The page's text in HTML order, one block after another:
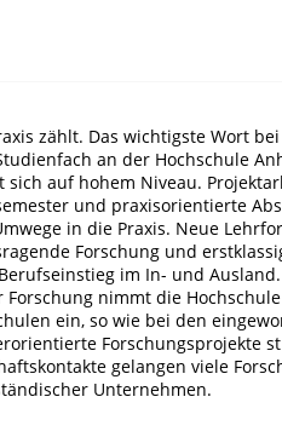
zählt. Das wichtigste Wort
an der Hochschule
sich auf hohem Niveau.
und praxisorientierte
in die Praxis. Neue
Forschung und
im In- und Ausland.
Forschung nimmt die
ein, so wie bei den
Forschungsprojekte
gelangen viele
Unternehmen.